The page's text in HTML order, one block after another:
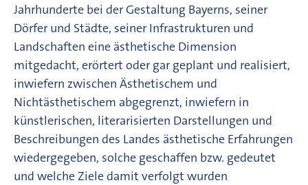
Jahrhunderte bei der Gestaltung Bayerns, seiner
Dörfer und Städte, seiner Infrastrukturen und
Landschaften eine ästhetische Dimension
mitgedacht, erörtert oder gar geplant und realisiert,
inwiefern zwischen Ästhetischem und
Nichtästhetischem abgegrenzt, inwiefern in
künstlerischen, literarisierten Darstellungen und
Beschreibungen des Landes ästhetische Erfahrungen
wiedergegeben, solche geschaffen bzw. gedeutet
und welche Ziele damit verfolgt wurden